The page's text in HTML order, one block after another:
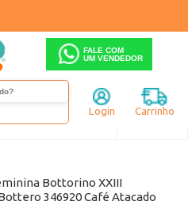
FALE COM
UM VENDEDOR
Login Carrinho
Filtrar
Bottorino XXIII
346920 Café Atacado